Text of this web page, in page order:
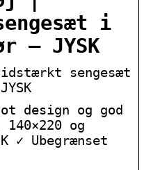
i
– JYSK
sengesæt
design og god
og
✓ Ubegrænset